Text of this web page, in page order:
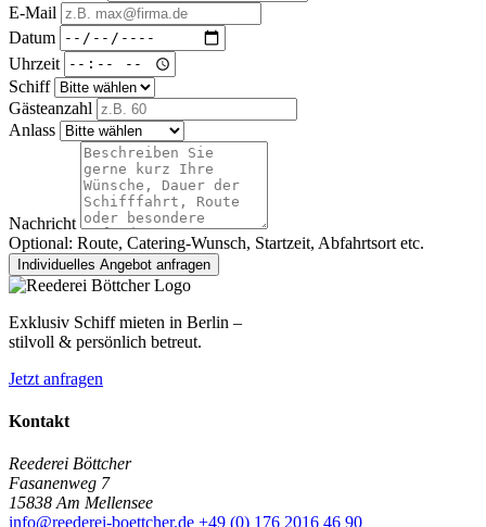
E-Mail
Datum
Uhrzeit
Schiff
Gästeanzahl
Anlass
Nachricht
Optional: Route, Catering-Wunsch, Startzeit, Abfahrtsort etc.
Individuelles Angebot anfragen
Exklusiv Schiff mieten in Berlin –
stilvoll & persönlich betreut.
Jetzt anfragen
Kontakt
Reederei Böttcher
Fasanenweg 7
15838 Am Mellensee
info@reederei-boettcher.de +49 (0) 176 2016 46 90